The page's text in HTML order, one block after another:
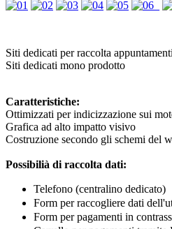
Siti dedicati per raccolta appuntamenti
Siti dedicati mono prodotto
Caratteristiche:
Ottimizzati per indicizzazione sui
Grafica ad alto impatto visivo
Costruzione secondo gli schemi del
Possibilià di raccolta dati:
Telefono (centralino dedicato)
Form per raccogliere dati
Form per pagamenti in